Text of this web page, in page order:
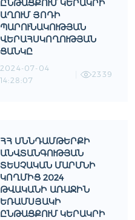
ԸՆԹԱՑՔՈՒՄ ԿԵՐԱԿՐԻ
ԱՂՈՒՄ ՅՈԴԻ
ՊԱՐՈՒՆԱԿՈՒԹՅԱՆ
ՎԵՐԱՀՍԿՈՂՈՒԹՅԱՆ
ՑԱՆԿԸ
2024-07-04
14:28:07
2339
ՀՀ ՍՆՆԴԱՄԹԵՐՔԻ
ԱՆՎՏԱՆԳՈՒԹՅԱՆ
ՏԵՍՉԱԿԱՆ ՄԱՐՄՆԻ
ԿՈՂՄԻՑ 2024
ԹՎԱԿԱՆԻ ԱՌԱՋԻՆ
ԵՌԱՄՍՅԱԿԻ
ԸՆԹԱՑՔՈՒՄ ԿԵՐԱԿՐԻ